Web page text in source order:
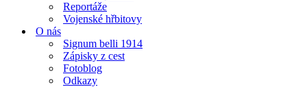
Reportáže
Vojenské hřbitovy
O nás
Signum belli 1914
Zápisky z cest
Fotoblog
Odkazy